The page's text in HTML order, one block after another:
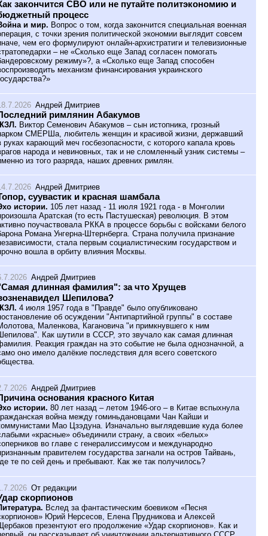
закончится СВО или не путайте политэкономию и
процесс
и мир. Вопрос о том, когда закончится специальная военная
с точки зрения политической экономии выглядит совсем
чем его формулируют онлайн-архистратиги и телевизионные
– не «Сколько еще Запад согласен помогать
режиму»?, а «Сколько еще Запад способен
механизм финансирования украинского
Андрей Дмитриев
римлянин Абакумов
Виктор Семенович Абакумов – сын истопника, грозный
СМЕРШа, любитель женщин и красивой жизни, державший
руках карающий меч госбезопасности, с которого капала кровь
народа и невиновных, так и не сломленный узник системы –
из того разряда, наших древних римлян.
Андрей Дмитриев
суувастик и красная шамбала
истории. 105 лет назад - 11 июля 1921 года - в Монголии
Аратская (то есть Пастушеская) революция. В этом
поучаствовала РККА в процессе борьбы с войсками белого
Романа Унгерна-Штернберга. Страна получила признание
стала первым социалистическим государством и
вошла в орбиту влияния Москвы.
Андрей Дмитриев
длинная фамилия": за что Хрущев
Шепилова?
4 июля 1957 года в "Правде" было опубликовано
об осуждении "Антипартийной группы" в составе
Маленкова, Кагановича "и примкнувшего к ним
Как шутили в СССР, это звучало как самая длинная
Реакция граждан на это событие не была однозначной, а
оно имело далёкие последствия для всего советского
Андрей Дмитриев
основания красного Китая
истории. 80 лет назад – летом 1946-ого – в Китае вспыхнула
война между гоминьдановцами Чан Кайши и
Мао Цзэдуна. Изначально выглядевшие куда более
«красные» объединили страну, а своих «белых»
во главе с генералиссимусом и международно
правителем государства загнали на остров Тайвань,
те по сей день и пребывают. Как же так получилось?
От редакции
скорпионов
Вслед за фантастическим боевиком «Песня
Юрий Нерсесов, Елена Прудникова и Алексей
презентуют его продолжение «Удар скорпионов». Как и